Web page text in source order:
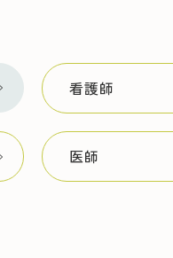
看護師
医師